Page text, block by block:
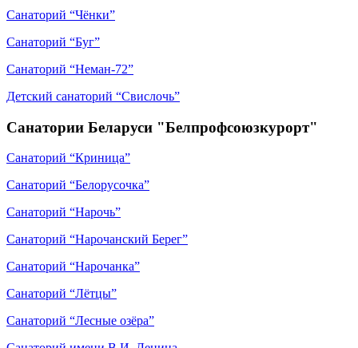
Санаторий “Чёнки”
Санаторий “Буг”
Санаторий “Неман-72”
Детский санаторий “Свислочь”
Санатории Беларуси "Белпрофсоюзкурорт"
Санаторий “Криница”
Санаторий “Белорусочка”
Санаторий “Нарочь”
Санаторий “Нарочанский Берег”
Санаторий “Нарочанка”
Санаторий “Лётцы”
Санаторий “Лесные озёра”